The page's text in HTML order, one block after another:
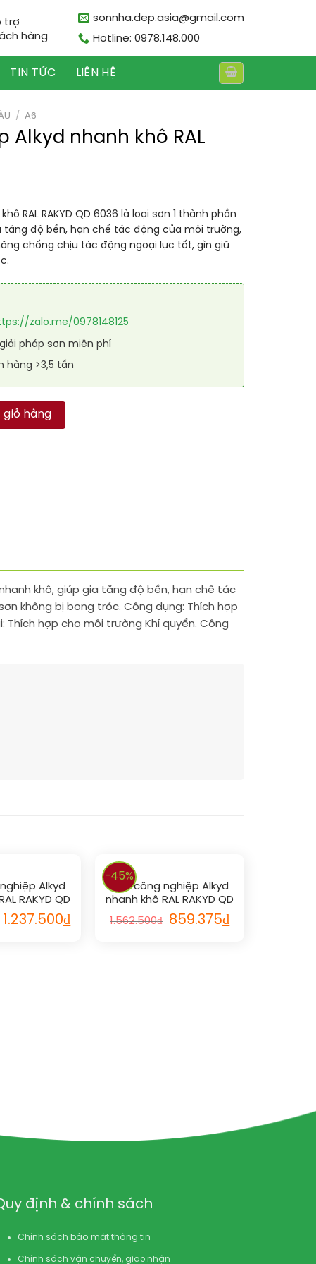
trợ
hàng
sonnha.dep.asia@gmail.com
Hotline: 0978.148.000
TIN TỨC LIÊN HỆ
/ A6
Alkyd nhanh khô RAL
RAL RAKYD QD 6036 là loại sơn 1 thành phần
tăng độ bền, hạn chế tác động của môi trường,
chống chịu tác động ngoại lực tốt, gìn giữ
zalo.me/0978148125
pháp sơn miễn phí
hàng >3,5 tấn
RAL RAKYD QD 6036 số lượng
giỏ hàng
nhanh khô, giúp gia tăng độ bền, hạn chế tác
không bị bong tróc. Công dụng: Thích hợp
hợp cho môi trường Khí quyển. Công
Alkyd
RAKYD QD
10161.237.500₫
-45%
Sơn công nghiệp Alkyd
nhanh khô RAL RAKYD QD
1014
1.562.500₫ 859.375₫
định & chính sách
Chính sách bảo mật thông tin
Chính sách vận chuyển, giao nhận